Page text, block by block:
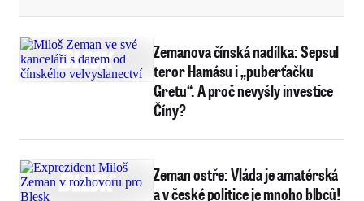
Zemanova čínská nadílka: Sepsul
teror Hamásu i „puberťačku
Gretu“. A proč nevyšly investice
Číny?
Zeman ostře: Vláda je amatérská
a v české politice je mnoho blbců!